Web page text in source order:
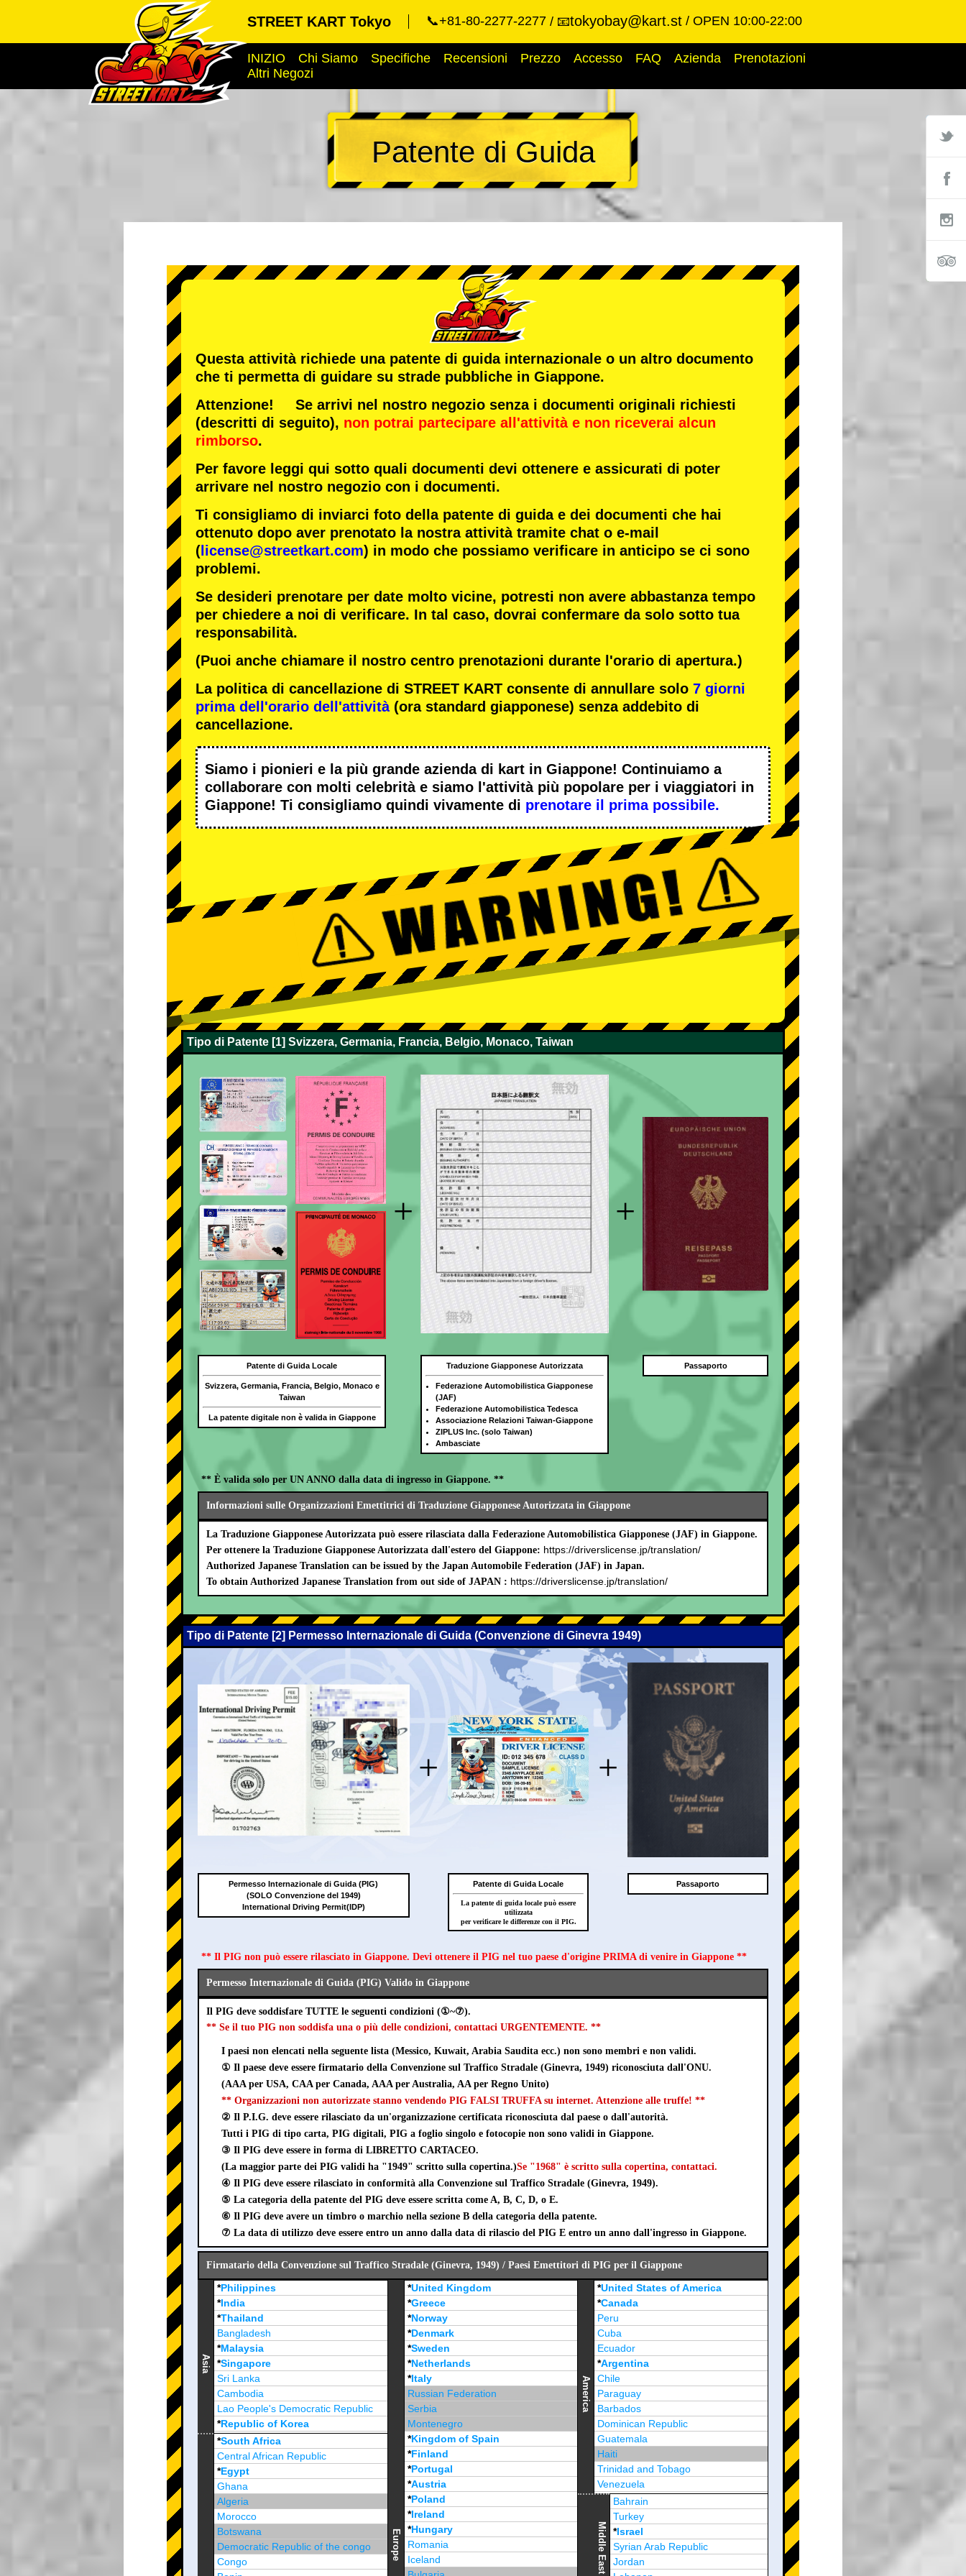
STREET KART Tokyo 📞+81-80-2277-2277 📧tokyobay@kart.st OPEN 10:00-22:00
INIZIO Chi Siamo Specifiche Recensioni Prezzo Accesso FAQ Azienda
Prenotazioni
Altri Negozi
Patente di Guida
Questa attività richiede una patente di guida internazionale o un altro documento
che ti permetta di guidare su strade pubbliche in Giappone.
Attenzione! Se arrivi nel nostro negozio senza i documenti originali richiesti
(descritti di seguito), non potrai partecipare all'attività e non riceverai alcun
rimborso.
Per favore leggi qui sotto quali documenti devi ottenere e assicurati di poter
arrivare nel nostro negozio con i documenti.
Ti consigliamo di inviarci foto della patente di guida e dei documenti che hai
ottenuto dopo aver prenotato la nostra attività tramite chat o e-mail
( license@streetkart.com) in modo che possiamo verificare in anticipo se ci sono
problemi.
Se desideri prenotare per date molto vicine, potresti non avere abbastanza tempo
per chiedere a noi di verificare. In tal caso, dovrai confermare da solo sotto tua
responsabilità.
(Puoi anche chiamare il nostro centro prenotazioni durante l'orario di apertura.)
La politica di cancellazione di STREET KART consente di annullare solo 7 giorni
prima dell'orario dell'attività(ora standard giapponese) senza addebito di
cancellazione.
Siamo i pionieri e la più grande azienda di kart in Giappone! Continuiamo a
collaborare con molti celebritàe siamo l'attività più popolare per i viaggiatori in
Giappone! Ti consigliamo quindi vivamente di prenotare il prima possibile.
Tipo di Patente [1] Svizzera, Germania, Francia, Belgio, Monaco, Taiwan
+ +
Patente di Guida Locale
Svizzera, Germania, Francia, Belgio, Monaco e
Taiwan
La patente digitale non è valida in Giappone
Traduzione Giapponese Autorizzata
Federazione Automobilistica Giapponese
(JAF)
Federazione Automobilistica Tedesca
Associazione Relazioni Taiwan-Giappone
ZIPLUS Inc. (solo Taiwan)
Ambasciate
Passaporto
** È valida solo per UN ANNO dalla data di ingresso in Giappone. **
Informazioni sulle Organizzazioni Emettitrici di Traduzione Giapponese Autorizzata in Giappone
La Traduzione Giapponese Autorizzata può essere rilasciata dalla Federazione Automobilistica Giapponese (JAF) in Giappone.
Per ottenere la Traduzione Giapponese Autorizzata dall'estero del Giappone: https://driverslicense.jp/translation/
Authorized Japanese Translation can be issued by the Japan Automobile Federation (JAF) in Japan.
To obtain Authorized Japanese Translation from out side of JAPAN : https://driverslicense.jp/translation/
Tipo di Patente [2] Permesso Internazionale di Guida (Convenzione di Ginevra 1949)
+ +
Permesso Internazionale di Guida (PIG)
(SOLO Convenzione del 1949)
International Driving Permit(IDP)
Patente di Guida Locale
La patente di guida locale può essere
utilizzata
per verificare le differenze con il PIG.
Passaporto
** Il PIG non può essere rilasciato in Giappone. Devi ottenere il PIG nel tuo paese d'origine PRIMA di venire in Giappone **
Permesso Internazionale di Guida (PIG) Valido in Giappone
Il PIG deve soddisfare TUTTE le seguenti condizioni (①~⑦).
** Se il tuo PIG non soddisfa una o più delle condizioni, contattaci URGENTEMENTE. **
I paesi non elencati nella seguente lista (Messico, Kuwait, Arabia Saudita ecc.) non sono membri e non validi.
① Il paese deve essere firmatario della Convenzione sul Traffico Stradale (Ginevra, 1949) riconosciuta dall'ONU.
(AAA per USA, CAA per Canada, AAA per Australia, AA per Regno Unito)
** Organizzazioni non autorizzate stanno vendendo PIG FALSI TRUFFA su internet. Attenzione alle truffe! **
② Il P.I.G. deve essere rilasciato da un'organizzazione certificata riconosciuta dal paese o dall'autorità.
Tutti i PIG di tipo carta, PIG digitali, PIG a foglio singolo e fotocopie non sono validi in Giappone.
③ Il PIG deve essere in forma di LIBRETTO CARTACEO.
(La maggior parte dei PIG validi ha "1949" scritto sulla copertina.)Se "1968" è scritto sulla copertina, contattaci.
④ Il PIG deve essere rilasciato in conformità alla Convenzione sul Traffico Stradale (Ginevra, 1949).
⑤ La categoria della patente del PIG deve essere scritta come A, B, C, D, o E.
⑥ Il PIG deve avere un timbro o marchio nella sezione B della categoria della patente.
⑦ La data di utilizzo deve essere entro un anno dalla data di rilascio del PIG E entro un anno dall'ingresso in Giappone.
Firmatario della Convenzione sul Traffico Stradale (Ginevra, 1949) / Paesi Emettitori di PIG per il Giappone
Asia
*Philippines
*India
*Thailand
Bangladesh
*Malaysia
*Singapore
Sri Lanka
Cambodia
Lao People's Democratic Republic
*Republic of Korea
Brunei Darussalam
*South Africa
Central African Republic
*Egypt
Ghana
Algeria
Morocco
Botswana
Democratic Republic of the congo
Congo
Europe
*United Kingdom
*Greece
*Norway
*Denmark
*Sweden
*Netherlands
*Italy
Russian Federation
Serbia
Montenegro
*Kingdom of Spain
*Finland
*Portugal
*Austria
*Poland
*Ireland
*Hungary
Romania
Iceland
America
*United States of America
*Canada
Peru
Cuba
Ecuador
*Argentina
Chile
Paraguay
Barbados
Dominican Republic
Guatemala
Haiti
Trinidad and Tobago
Venezuela
Jamaica
Middle East
Bahrain
Turkey
*Israel
Syrian Arab Republic
Jordan